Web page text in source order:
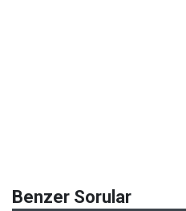
Benzer Sorular